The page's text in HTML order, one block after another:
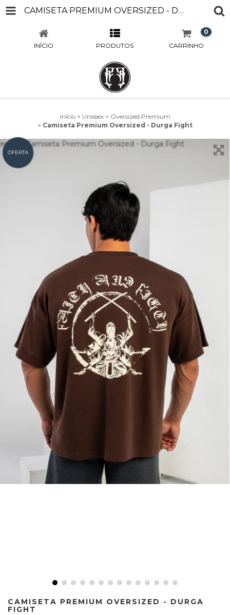
CAMISETA PREMIUM OVERSIZED - DURGA FIGHT
INÍCIO PRODUTOS CARRINHO
0
Início > Unissex > Oversized Premium
> Camiseta Premium Oversized - Durga Fight
OFERTA
CAMISETA PREMIUM OVERSIZED - DURGA
FIGHT